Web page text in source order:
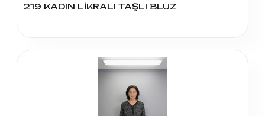
219 KADIN LİKRALI TAŞLI BLUZ